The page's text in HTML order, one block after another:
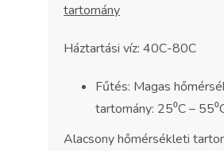
tartomány
Háztartási víz: 40C-80C
Fűtés: Magas
tartomány: 25⁰C –
Alacsony hőmérsékleti